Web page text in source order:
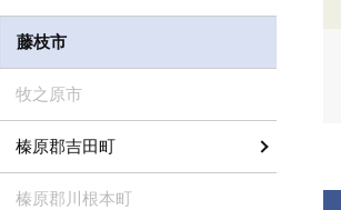
藤枝市
牧之原市
榛原郡吉田町
榛原郡川根本町